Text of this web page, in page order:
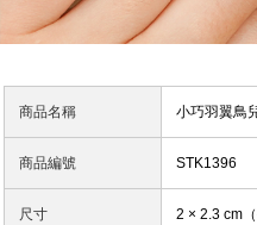
商品名稱 小巧羽翼鳥
商品編號 STK1396
尺寸 2 × 2.3 cm